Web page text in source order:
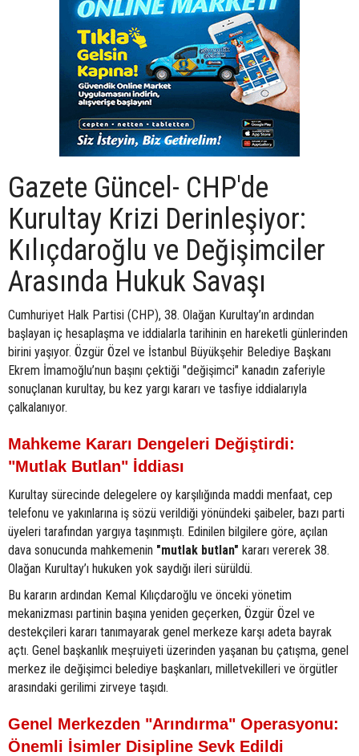
Gazete Güncel- CHP'de
Kurultay Krizi Derinleşiyor:
Kılıçdaroğlu ve Değişimciler
Arasında Hukuk Savaşı
Cumhuriyet Halk Partisi (CHP), 38. Olağan Kurultay’ın ardından
başlayan iç hesaplaşma ve iddialarla tarihinin en hareketli günlerinden
birini yaşıyor. Özgür Özel ve İstanbul Büyükşehir Belediye Başkanı
Ekrem İmamoğlu’nun başını çektiği "değişimci" kanadın zaferiyle
sonuçlanan kurultay, bu kez yargı kararı ve tasfiye iddialarıyla
çalkalanıyor.
Mahkeme Kararı Dengeleri Değiştirdi:
"Mutlak Butlan" İddiası
Kurultay sürecinde delegelere oy karşılığında maddi menfaat, cep
telefonu ve yakınlarına iş sözü verildiği yönündeki şaibeler, bazı parti
üyeleri tarafından yargıya taşınmıştı. Edinilen bilgilere göre, açılan
dava sonucunda mahkemenin "mutlak butlan" kararı vererek 38.
Olağan Kurultay’ı hukuken yok saydığı ileri sürüldü.
Bu kararın ardından Kemal Kılıçdaroğlu ve önceki yönetim
mekanizması partinin başına yeniden geçerken, Özgür Özel ve
destekçileri kararı tanımayarak genel merkeze karşı adeta bayrak
açtı. Genel başkanlık meşruiyeti üzerinden yaşanan bu çatışma, genel
merkez ile değişimci belediye başkanları, milletvekilleri ve örgütler
arasındaki gerilimi zirveye taşıdı.
Genel Merkezden "Arındırma" Operasyonu:
Önemli İsimler Disipline Sevk Edildi